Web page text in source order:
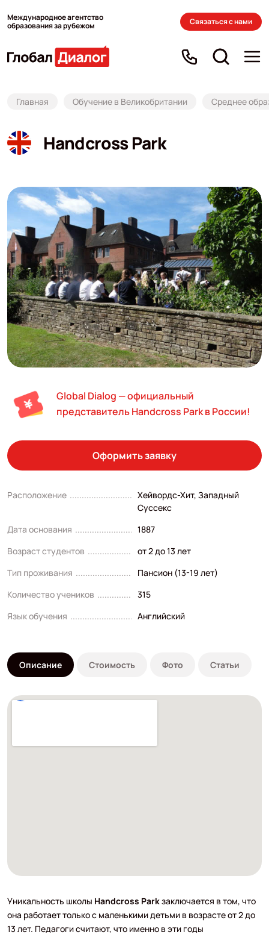
Международное агентство
образования за рубежом
Связаться с нами
Главная Обучение в Великобритании Среднее
Handcross Park
Global Dialog — официальный
представитель Handcross Park в России!
Оформить заявку
Расположение
Хейвордс-Хит, Западный
Суссекс
Дата основания
1887
Возраст студентов
от 2 до 13 лет
Тип проживания
Пансион (13-19 лет)
Количество учеников
315
Язык обучения
Английский
Описание Стоимость Фото Статьи
Уникальность школы Handcross Parkзаключается в том, что
она работает только с маленькими детьми в возрасте от 2 до
13 лет. Педагоги считают, что именно в эти годы